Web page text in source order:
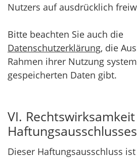
Nutzers auf ausdrücklich
Bitte beachten Sie auch die
Datenschutzerklärung, die
Rahmen ihrer Nutzung
gespeicherten Daten gibt.
VI.
Haftungsausschlusses
Dieser Haftungsausschluss